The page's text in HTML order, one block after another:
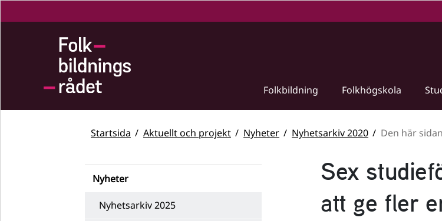
Folkbildning Folkhögskola
Startsida Aktuellt och projekt Nyheter Nyhetsarkiv 2020 Den här sidan
Nyheter
Nyhetsarkiv 2025
Sex
att ge fler